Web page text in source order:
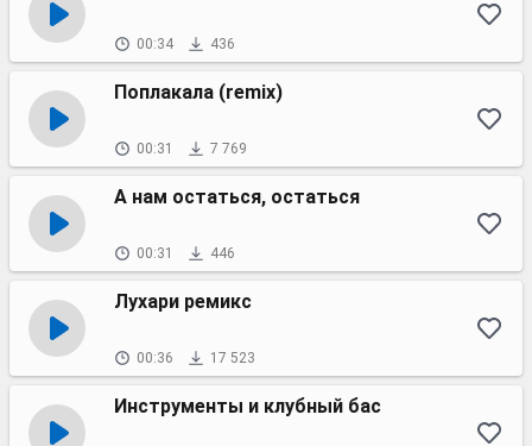
00:34 436
Поплакала (remix)
00:31 7 769
А нам остаться, остаться
00:31 446
Лухари ремикс
00:36 17 523
Инструменты и клубный бас